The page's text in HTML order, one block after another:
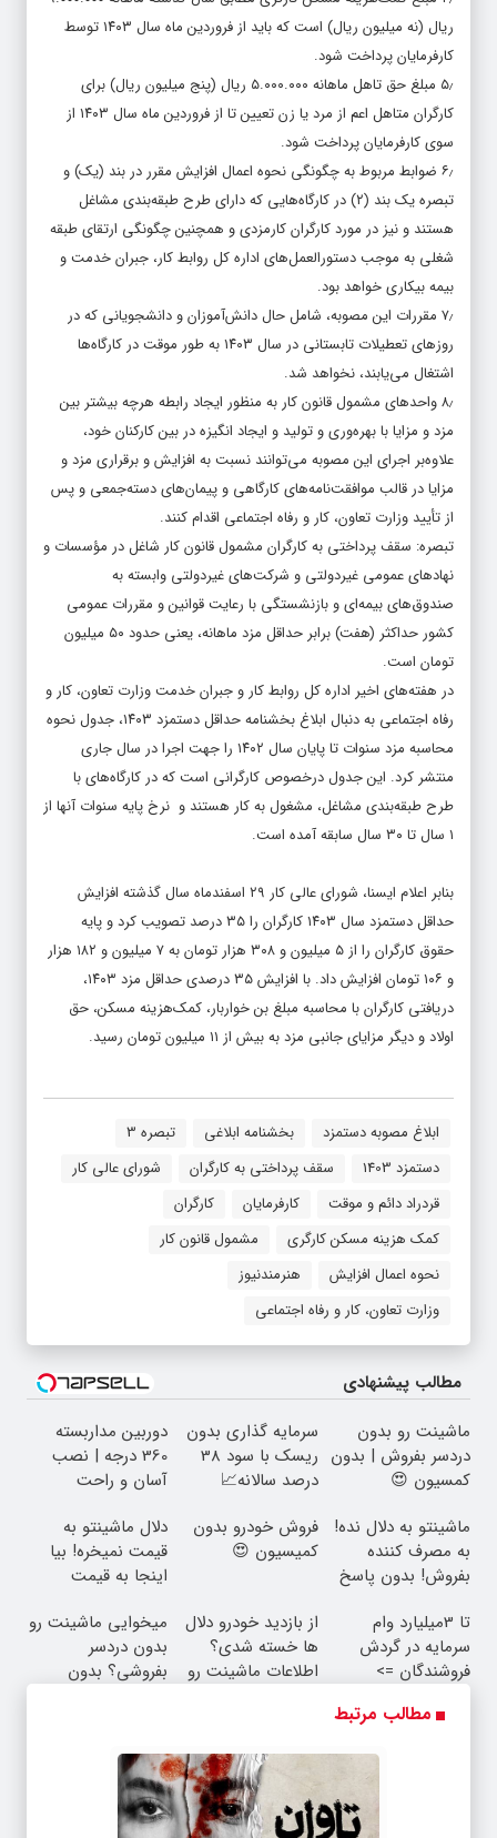
ریال (نه میلیون ریال) است که باید از فروردین ماه سال ۱۴۰۳ توسط
کارفرمایان پرداخت شود.
۵٫ مبلغ حق تاهل ماهانه ۵.۰۰۰.۰۰۰ ریال (پنج میلیون ریال) برای
کارگران متاهل اعم از مرد یا زن تعیین تا از فروردین ماه سال ۱۴۰۳ از
سوی کارفرمایان پرداخت شود.
۶٫ ضوابط مربوط به چگونگی نحوه اعمال افزایش مقرر در بند (یک) و
تبصره یک بند (۲) در کارگاه‌هایی که دارای طرح طبقه‌بندی مشاغل
هستند و نیز در مورد کارگران کارمزدی و همچنین چگونگی ارتقای طبقه
شغلی به موجب دستورالعمل‌های اداره کل روابط کار، جبران خدمت و
بیمه بیکاری خواهد بود.
۷٫ مقررات این مصوبه، شامل حال دانش‌آموزان و دانشجویانی که در
روزهای تعطیلات تابستانی در سال ۱۴۰۳ به طور موقت در کارگاه‌ها
اشتغال می‌یابند، نخواهد شد.
۸٫ واحدهای مشمول قانون کار به منظور ایجاد رابطه هرچه بیشتر بین
مزد و مزایا با بهره‌وری و تولید و ایجاد انگیزه در بین کارکنان خود،
علاوه‌بر اجرای این مصوبه می‌توانند نسبت به افزایش و برقراری مزد و
مزایا در قالب موافقت‌نامه‌های کارگاهی و پیمان‌های دسته‌جمعی و پس
از تأیید وزارت تعاون، کار و رفاه اجتماعی اقدام کنند.
تبصره: سقف پرداختی به کارگران مشمول قانون کار شاغل در مؤسسات و
نهادهای عمومی غیردولتی و شرکت‌های غیردولتی وابسته به
صندوق‌های بیمه‌ای و بازنشستگی با رعایت قوانین و مقررات عمومی
کشور حداکثر (هفت) برابر حداقل مزد ماهانه، یعنی حدود ۵۰ میلیون
تومان است.
در هفته‌های اخیر اداره کل روابط کار و جبران خدمت وزارت تعاون، کار و
رفاه اجتماعی به دنبال ابلاغ بخشنامه حداقل دستمزد ۱۴۰۳، جدول نحوه
محاسبه مزد سنوات تا پایان سال ۱۴۰۲ را جهت اجرا در سال جاری
منتشر کرد. این جدول درخصوص کارگرانی است که در کارگاه‌های با
طرح طبقه‌بندی مشاغل، مشغول به کار هستند و نرخ پایه سنوات آنها از
۱ سال تا ۳۰ سال سابقه آمده است.
بنابر اعلام ایسنا، شورای عالی کار ۲۹ اسفندماه سال گذشته افزایش
حداقل دستمزد سال ۱۴۰۳ کارگران را ۳۵ درصد تصویب کرد و پایه
حقوق کارگران را از ۵ میلیون و ۳۰۸ هزار تومان به ۷ میلیون و ۱۸۲ هزار
و ۱۰۶ تومان افزایش داد. با افزایش ۳۵ درصدی حداقل مزد ۱۴۰۳،
دریافتی کارگران با محاسبه مبلغ بن خواربار، کمک‌هزینه مسکن، حق
اولاد و دیگر مزایای جانبی مزد به بیش‌ از ۱۱ میلیون تومان رسید.
ابلاغ مصوبه دستمزد بخشنامه ابلاغی
تبصره 3
دستمزد 1403
سقف پرداختی به کارگران
شورای عالی کار
قردراد دائم و موقت
کارفرمایان
کارگران
کمک هزینه مسکن کارگری
مشمول قانون کار
نحوه اعمال افزایش
هنرمندنیوز
وزارت تعاون، کار و رفاه اجتماعی
مطالب پیشنهادی
ماشینت رو بدون
دردسر بفروش | بدون
کمسیون 😍
سرمایه گذاری بدون
ریسک با سود 38
درصد سالانه📈
دوربین مداربسته
360 درجه | نصب
آسان و راحت
ماشینتو به دلال نده!
به مصرف کننده
بفروش! بدون پاسخ
فروش خودرو بدون
کمیسیون 😍
دلال ماشینتو به
قیمت نمیخره! بیا
اینجا به قیمت
واقعی*
تا 3میلیارد وام
سرمایه در گردش
فروشندگان =>
از بازدید خودرو دلال
ها خسته شدی؟
اطلاعات ماشینت رو
میخوایی ماشینت رو
بدون دردسر
بفروشی؟ بدون
مطالب مرتبط